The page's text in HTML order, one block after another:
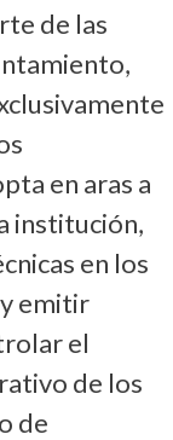
de las
en aras a
institución,
en los
emitir
el
de los
de